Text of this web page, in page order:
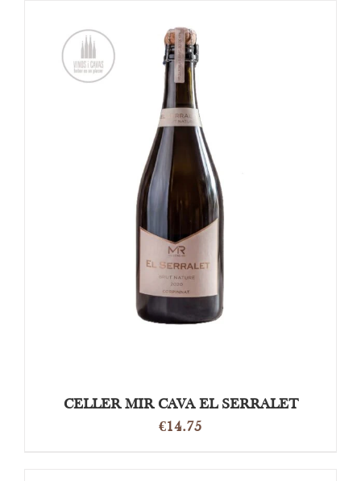
TOEVOEGEN AAN WINKELWAGEN
CELLER MIR CAVA EL SERRALET
€14.75